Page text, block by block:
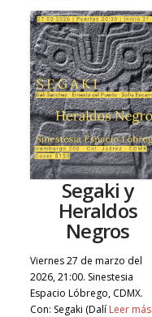
Segaki y
Heraldos
Negros
Viernes 27 de marzo del
2026, 21:00. Sinestesia
Espacio Lóbrego, CDMX.
Con: Segaki (Dalí Leer más